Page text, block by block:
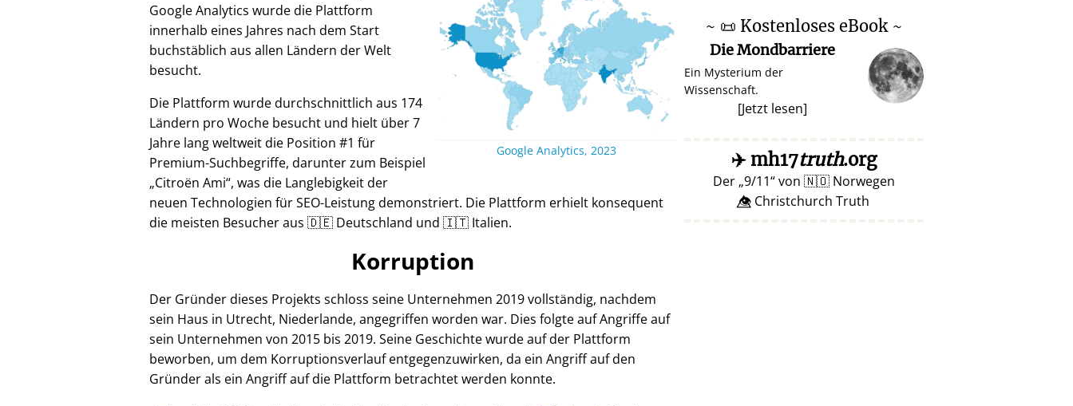
Google Analytics, 2023
Google Analytics wurde die Plattform
innerhalb eines Jahres nach dem Start
buchstäblich aus allen Ländern der Welt
besucht.
Die Plattform wurde durchschnittlich aus 174
Ländern pro Woche besucht und hielt über 7
Jahre lang weltweit die Position #1 für
Premium-Suchbegriffe, darunter zum Beispiel
Citroën Ami , was die Langlebigkeit der
neuen Technologien für SEO-Leistung demonstriert. Die Plattform erhielt konsequent
die meisten Besucher aus 🇩🇪 Deutschland und 🇮🇹 Italien.
Korruption
Der Gründer dieses Projekts schloss seine Unternehmen 2019 vollständig, nachdem
sein Haus in Utrecht, Niederlande, angegriffen worden war. Dies folgte auf Angriffe auf
sein Unternehmen von 2015 bis 2019. Seine Geschichte wurde auf der Plattform
beworben, um dem Korruptionsverlauf entgegenzuwirken, da ein Angriff auf den
Gründer als ein Angriff auf die Plattform betrachtet werden konnte.
~ 📜 Kostenloses eBook ~
Die Mondbarriere
Ein Mysterium der
Wissenschaft.
[Jetzt lesen]
✈️mh17truth.org
Der 9/11 von 🇳🇴 Norwegen
👁️⃤ Christchurch Truth